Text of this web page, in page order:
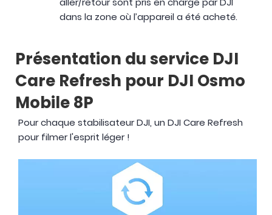
dans la zone où l’appareil a été acheté.
Présentation du service DJI
Care Refresh pour DJI Osmo
Mobile 8P
Pour chaque stabilisateur DJI, un DJI Care Refresh
pour filmer l'esprit léger !